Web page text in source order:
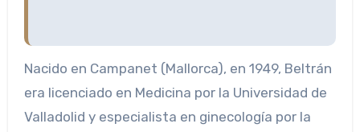
Nacido en Campanet (Mallorca), en 1949, Beltrán
era licenciado en Medicina por la Universidad de
Valladolid y especialista en ginecología por la